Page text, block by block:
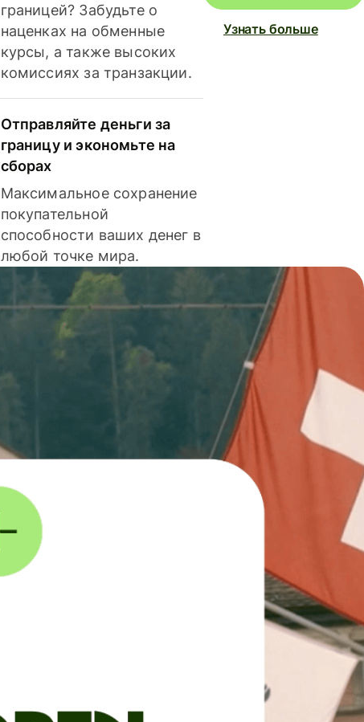
границей? Забудьте о
наценках на обменные
курсы, а также высоких
комиссиях за транзакции.
Отправляйте деньги за
границу и экономьте на
сборах
Максимальное сохранение
покупательной
способности ваших денег в
любой точке мира.
Узнать больше